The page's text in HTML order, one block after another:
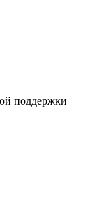
поддержки